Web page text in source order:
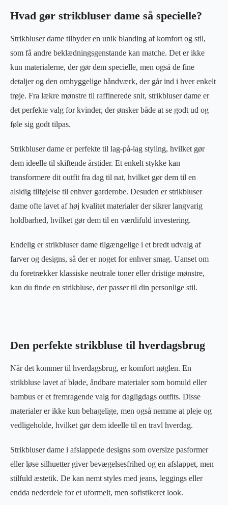
Hvad gør strikbluser dame så specielle?
Strikbluser dame tilbyder en unik blanding af komfort og stil,
som få andre beklædningsgenstande kan matche. Det er ikke
kun materialerne, der gør dem specielle, men også de fine
detaljer og den omhyggelige håndværk, der går ind i hver enkelt
trøje. Fra lækre mønstre til raffinerede snit, strikbluser dame er
det perfekte valg for kvinder, der ønsker både at se godt ud og
føle sig godt tilpas.
Strikbluser dame er perfekte til lag-på-lag styling, hvilket gør
dem ideelle til skiftende årstider. Et enkelt stykke kan
transformere dit outfit fra dag til nat, hvilket gør dem til en
alsidig tilføjelse til enhver garderobe. Desuden er strikbluser
dame ofte lavet af høj kvalitet materialer der sikrer langvarig
holdbarhed, hvilket gør dem til en værdifuld investering.
Endelig er strikbluser dame tilgængelige i et bredt udvalg af
farver og designs, så der er noget for enhver smag. Uanset om
du foretrækker klassiske neutrale toner eller dristige mønstre,
kan du finde en strikbluse, der passer til din personlige stil.
Den perfekte strikbluse til hverdagsbrug
Når det kommer til hverdagsbrug, er komfort nøglen. En
strikbluse lavet af bløde, åndbare materialer som bomuld eller
bambus er et fremragende valg for dagligdags outfits. Disse
materialer er ikke kun behagelige, men også nemme at pleje og
vedligeholde, hvilket gør dem ideelle til en travl hverdag.
Strikbluser dame i afslappede designs som oversize pasformer
eller løse silhuetter giver bevægelsesfrihed og en afslappet, men
stilfuld æstetik. De kan nemt styles med jeans, leggings eller
endda nederdele for et uformelt, men sofistikeret look.